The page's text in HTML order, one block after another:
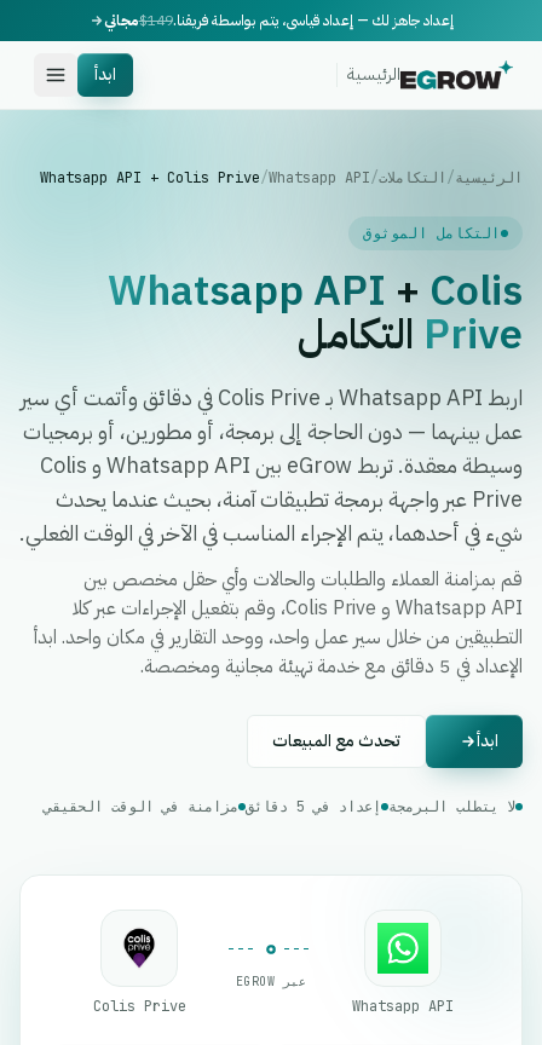
إعداد جاهز لك — إعداد قياسي، يتم بواسطة فريقنا.$149مجاني
الرئيسية ابدأ
الرئيسية/ التكاملات/
Whatsapp API
/
Whatsapp API + Colis Prive
التكامل الموثوق
Whatsapp API + Colis
Prive التكامل
اربط Whatsapp API بـ Colis Prive في دقائق وأتمت أي سير
عمل بينهما — دون الحاجة إلى برمجة، أو مطورين، أو برمجيات
وسيطة معقدة. تربط eGrow بين Whatsapp API و Colis
Prive عبر واجهة برمجة تطبيقات آمنة، بحيث عندما يحدث
شيء في أحدهما، يتم الإجراء المناسب في الآخر في الوقت الفعلي.
قم بمزامنة العملاء والطلبات والحالات وأي حقل مخصص بين
Whatsapp API و Colis Prive، وقم بتفعيل الإجراءات عبر كلا
التطبيقين من خلال سير عمل واحد، ووحد التقارير في مكان واحد. ابدأ
الإعداد في 5 دقائق مع خدمة تهيئة مجانية ومخصصة.
ابدأ تحدث مع المبيعات
لا يتطلب البرمجة إعداد في 5 دقائق مزامنة في الوقت الحقيقي
Whatsapp API
عبر EGROW
Colis Prive